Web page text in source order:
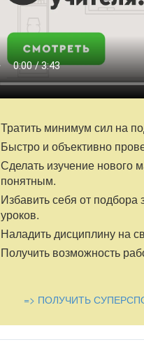
Тратить минимум сил на
Быстро и объективно
Сделать изучение нового
понятным.
Избавить себя от подбора
уроков.
Наладить дисциплину на
Получить возможность
=> ПОЛУЧИТЬ